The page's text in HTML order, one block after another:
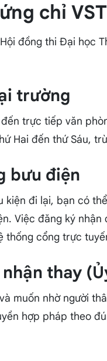
chỉ
đồng thi Đại học
trường
trực tiếp văn
Hai đến thứ Sáu,
bưu điện
đi lại, bạn có
Việc đăng ký
thống cổng trực
thay
muốn nhờ người
hợp pháp theo